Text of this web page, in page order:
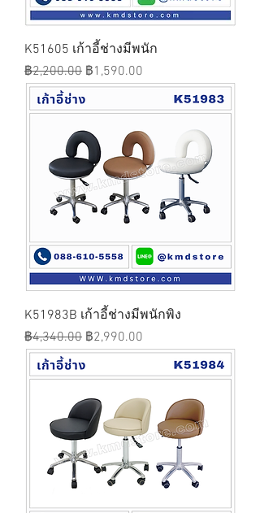
K51605 เก้าอี้ช่างมีพนัก
ราคาปกติ
฿2,200.00 ราคาขายลด
฿1,590.00
K51983B เก้าอี้ช่างมีพนักพิง
ราคาปกติ
฿4,340.00 ราคาขายลด
฿2,990.00